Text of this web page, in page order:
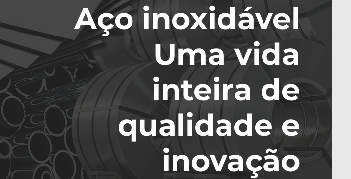
Aço inoxidável
Uma vida
inteira de
qualidade e
inovação